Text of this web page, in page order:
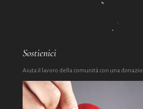
Sostienici
Aiuta il lavoro della comunità con una